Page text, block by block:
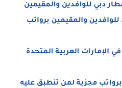
دبي للوافدين والمقيمين
والمقيمين برواتب
الإمارات العربية المتحدة
مجزية لمن تنطبق عليه